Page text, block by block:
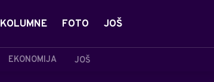
EKONOMIJA JOŠ
KOLUMNE FOTO JOŠ